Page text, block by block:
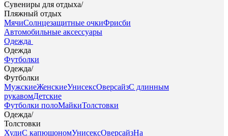
Сувениры для отдыха/
Пляжный отдых
МячиСолнцезащитные очкиФрисби
Автомобильные аксессуары
Одежда
Одежда
Футболки
Одежда/
Футболки
МужскиеЖенскиеУнисексОверсайзС длинным
рукавомДетские
Футболки полоМайкиТолстовки
Одежда/
Толстовки
ХудиС капюшономУнисексОверсайзНа